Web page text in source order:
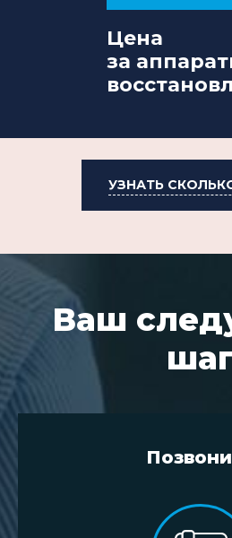
Цена
за
УЗНАТЬ
Ваш